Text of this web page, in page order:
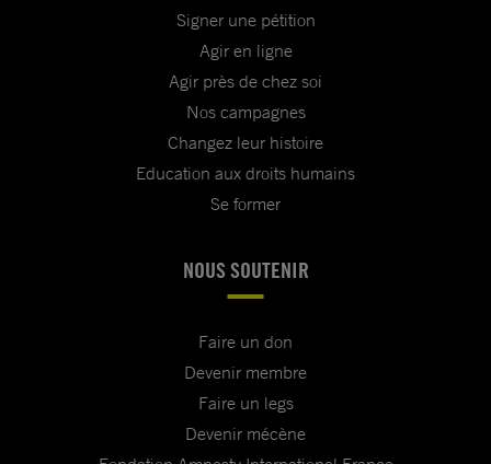
Signer une pétition
Agir en ligne
Agir près de chez soi
Nos campagnes
Changez leur histoire
Education aux droits humains
Se former
NOUS SOUTENIR
Faire un don
Devenir membre
Faire un legs
Devenir mécène